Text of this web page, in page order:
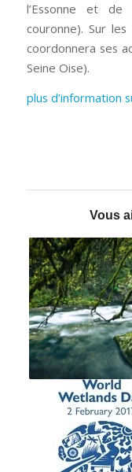
l’Essonne et
couronne). Sur les
coordonnera ses
Seine Oise).
plus d’information
Vous